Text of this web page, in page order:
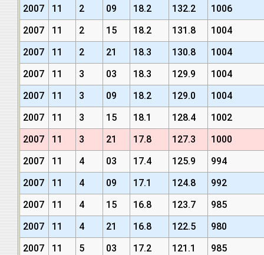
2007
11 2 09 18.2 132.2
1006
2007
11 2 15 18.2 131.8
1004
2007
11 2 21 18.3 130.8
1004
2007
11 3 03 18.3 129.9
1004
2007
11 3 09 18.2 129.0
1004
2007
11 3 15 18.1 128.4
1002
2007
11 3 21 17.8 127.3
1000
2007
11 4 03 17.4 125.9
994
2007
11 4 09 17.1 124.8
992
2007
11 4 15 16.8 123.7
985
2007
11 4 21 16.8 122.5
980
2007
11 5 03 17.2 121.1
985